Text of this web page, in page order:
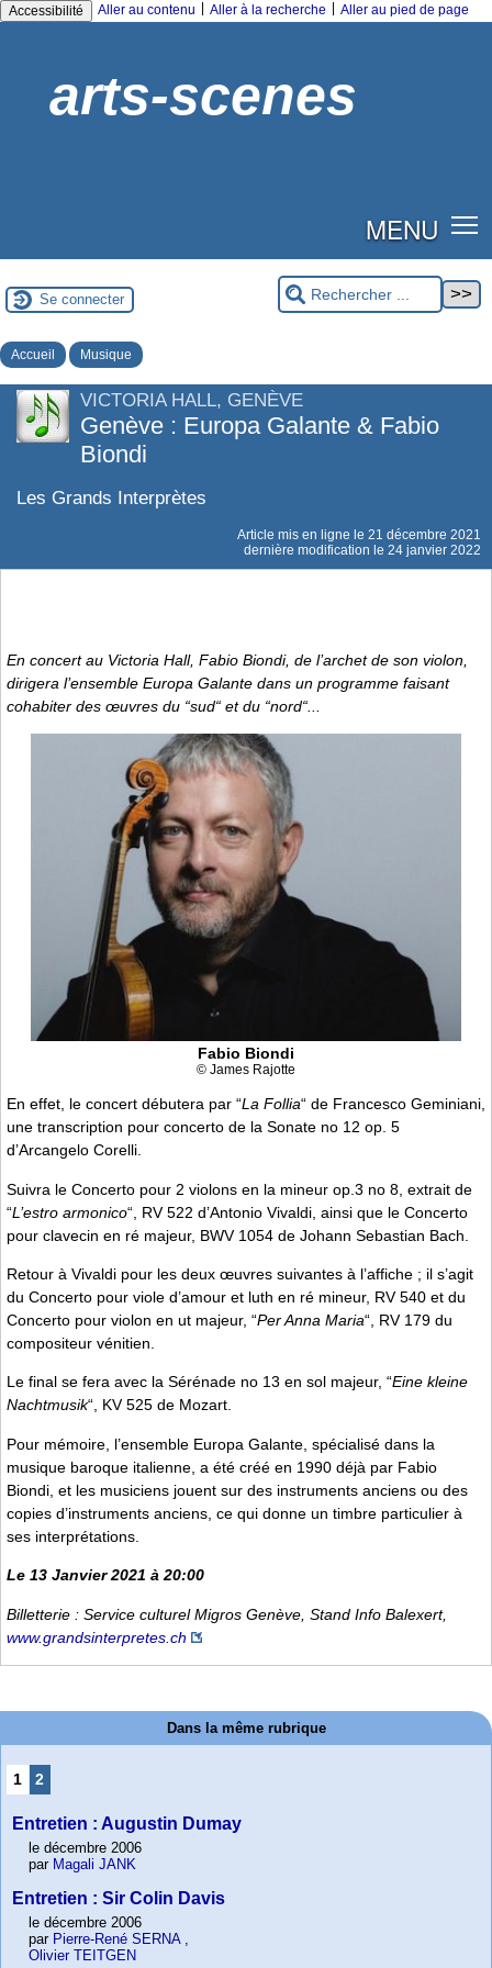
Accessibilité Aller au contenu Aller à la recherche Aller au pied de page
arts-scenes
MENU
Se connecter
Accueil Musique
VICTORIA HALL, GENÈVE
Genève : Europa Galante & Fabio
Biondi
Les Grands Interprètes
Article mis en ligne le 21 décembre 2021
dernière modification le 24 janvier 2022
En concert au Victoria Hall, Fabio Biondi, de l’archet de son violon,
dirigera l’ensemble Europa Galante dans un programme faisant
cohabiter des œuvres du “sud“ et du “nord“...
Fabio Biondi
© James Rajotte
En effet, le concert débutera par “La Follia“ de Francesco Geminiani,
une transcription pour concerto de la Sonate no 12 op. 5
d’Arcangelo Corelli.
Suivra le Concerto pour 2 violons en la mineur op.3 no 8, extrait de
“L’estro armonico“, RV 522 d’Antonio Vivaldi, ainsi que le Concerto
pour clavecin en ré majeur, BWV 1054 de Johann Sebastian Bach.
Retour à Vivaldi pour les deux œuvres suivantes à l’affiche ; il s’agit
du Concerto pour viole d’amour et luth en ré mineur, RV 540 et du
Concerto pour violon en ut majeur, “Per Anna Maria“, RV 179 du
compositeur vénitien.
Le final se fera avec la Sérénade no 13 en sol majeur, “Eine kleine
Nachtmusik“, KV 525 de Mozart.
Pour mémoire, l’ensemble Europa Galante, spécialisé dans la
musique baroque italienne, a été créé en 1990 déjà par Fabio
Biondi, et les musiciens jouent sur des instruments anciens ou des
copies d’instruments anciens, ce qui donne un timbre particulier à
ses interprétations.
Le 13 Janvier 2021 à 20:00
Billetterie : Service culturel Migros Genève, Stand Info Balexert,
www.grandsinterpretes.ch
Dans la même rubrique
1 2
Entretien : Augustin Dumay
le décembre 2006
par Magali JANK
Entretien : Sir Colin Davis
le décembre 2006
par Pierre-René SERNA,
Olivier TEITGEN